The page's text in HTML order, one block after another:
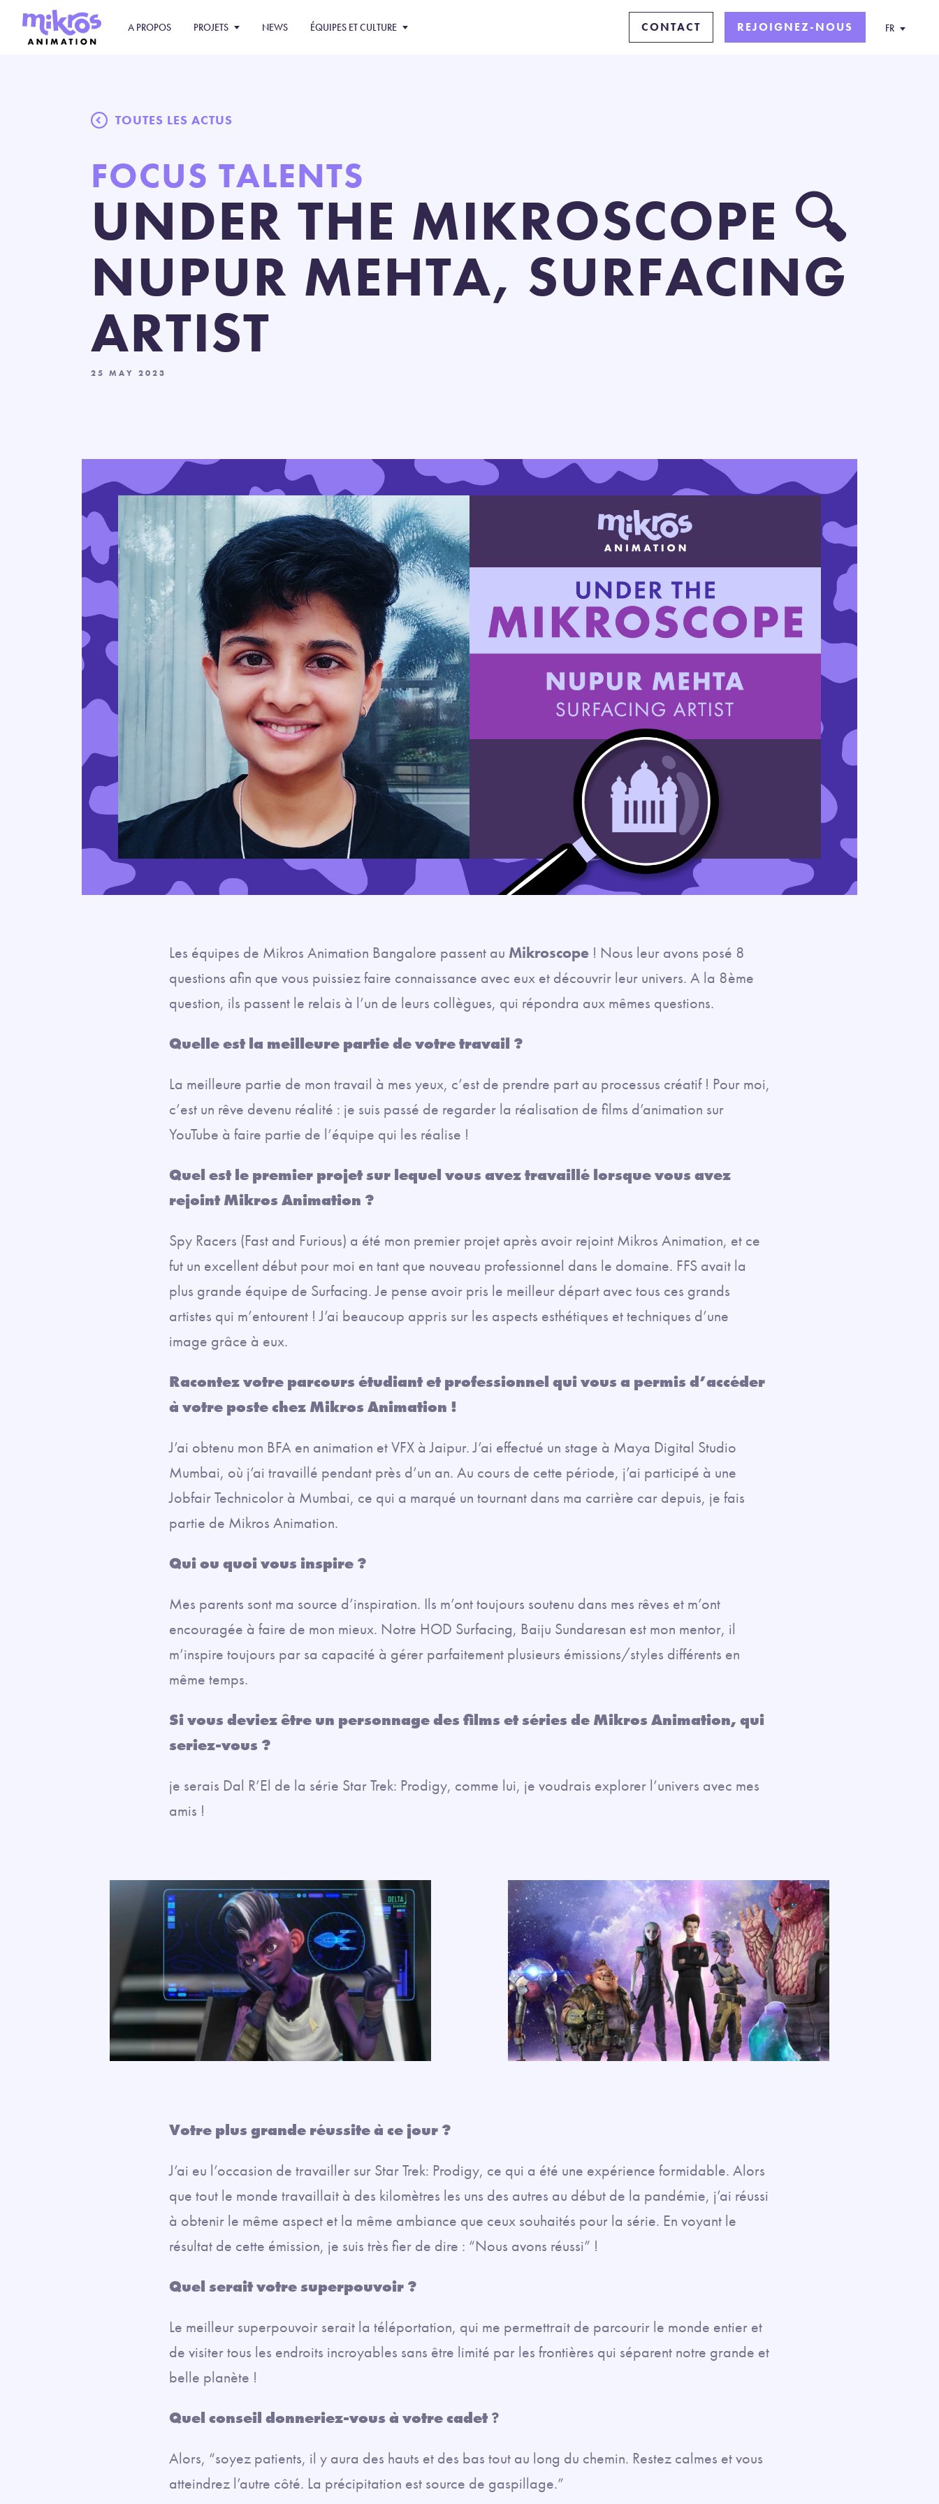
A PROPOS PROJETS NEWS ÉQUIPES ET CULTURE CONTACT REJOIGNEZ-NOUS FR
TOUTES LES ACTUS
FOCUS TALENTS
UNDER THE MIKROSCOPE 🔍
NUPUR MEHTA, SURFACING
ARTIST
25 MAY 2023
Les équipes de Mikros Animation Bangalore passent au Mikroscope ! Nous leur avons posé 8
questions afin que vous puissiez faire connaissance avec eux et découvrir leur univers. A la 8ème
question, ils passent le relais à l’un de leurs collègues, qui répondra aux mêmes questions.
Quelle est la meilleure partie de votre travail ?
La meilleure partie de mon travail à mes yeux, c’est de prendre part au processus créatif ! Pour moi,
c’est un rêve devenu réalité : je suis passé de regarder la réalisation de films d’animation sur
YouTube à faire partie de l’équipe qui les réalise !
Quel est le premier projet sur lequel vous avez travaillé lorsque vous avez
rejoint Mikros Animation ?
Spy Racers (Fast and Furious) a été mon premier projet après avoir rejoint Mikros Animation, et ce
fut un excellent début pour moi en tant que nouveau professionnel dans le domaine. FFS avait la
plus grande équipe de Surfacing. Je pense avoir pris le meilleur départ avec tous ces grands
artistes qui m’entourent ! J’ai beaucoup appris sur les aspects esthétiques et techniques d’une
image grâce à eux.
Racontez votre parcours étudiant et professionnel qui vous a permis d’accéder
à votre poste chez Mikros Animation !
J’ai obtenu mon BFA en animation et VFX à Jaipur. J’ai effectué un stage à Maya Digital Studio
Mumbai, où j’ai travaillé pendant près d’un an. Au cours de cette période, j’ai participé à une
Jobfair Technicolor à Mumbai, ce qui a marqué un tournant dans ma carrière car depuis, je fais
partie de Mikros Animation.
Qui ou quoi vous inspire ?
Mes parents sont ma source d’inspiration. Ils m’ont toujours soutenu dans mes rêves et m’ont
encouragée à faire de mon mieux. Notre HOD Surfacing, Baiju Sundaresan est mon mentor, il
m’inspire toujours par sa capacité à gérer parfaitement plusieurs émissions/styles différents en
même temps.
Si vous deviez être un personnage des films et séries de Mikros Animation, qui
seriez-vous ?
je serais Dal R’El de la série Star Trek: Prodigy, comme lui, je voudrais explorer l’univers avec mes
amis !
Votre plus grande réussite à ce jour ?
J’ai eu l’occasion de travailler sur Star Trek: Prodigy, ce qui a été une expérience formidable. Alors
que tout le monde travaillait à des kilomètres les uns des autres au début de la pandémie, j’ai réussi
à obtenir le même aspect et la même ambiance que ceux souhaités pour la série. En voyant le
résultat de cette émission, je suis très fier de dire : “Nous avons réussi” !
Quel serait votre superpouvoir ?
Le meilleur superpouvoir serait la téléportation, qui me permettrait de parcourir le monde entier et
de visiter tous les endroits incroyables sans être limité par les frontières qui séparent notre grande et
belle planète !
Quel conseil donneriez-vous à votre cadet ?
Alors, “soyez patients, il y aura des hauts et des bas tout au long du chemin. Restez calmes et vous
atteindrez l’autre côté. La précipitation est source de gaspillage.”